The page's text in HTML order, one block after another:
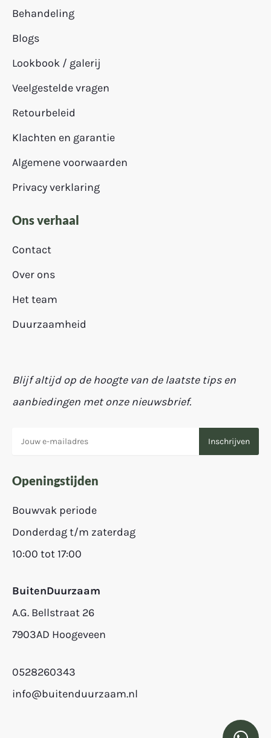
Behandeling
Blogs
Lookbook / galerij
Veelgestelde vragen
Retourbeleid
Klachten en garantie
Algemene voorwaarden
Privacy verklaring
Ons verhaal
Contact
Over ons
Het team
Duurzaamheid
Blijf altijd op de hoogte van de laatste tips en
aanbiedingen met onze nieuwsbrief.
Openingstijden
Bouwvak periode
Donderdag t/m zaterdag
10:00 tot 17:00
BuitenDuurzaam
A.G. Bellstraat 26
7903AD Hoogeveen
0528260343
info@buitenduurzaam.nl